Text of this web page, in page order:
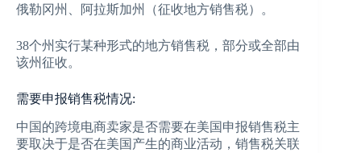
俄勒冈州、阿拉斯加州（征收地方销售税）。
38个州实行某种形式的地方销售税，部分或全部由
该州征收。
需要申报销售税情况:
中国的跨境电商卖家是否需要在美国申报销售税主
要取决于是否在美国产生的商业活动，销售税关联